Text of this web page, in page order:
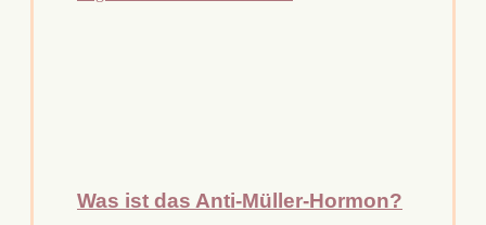
Was ist das Anti-Müller-Hormon?